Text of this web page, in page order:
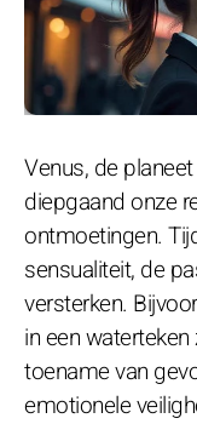
Venus, de
diepgaand onze
ontmoetingen.
sensualiteit, de
versterken.
in een
toename van
emotionele